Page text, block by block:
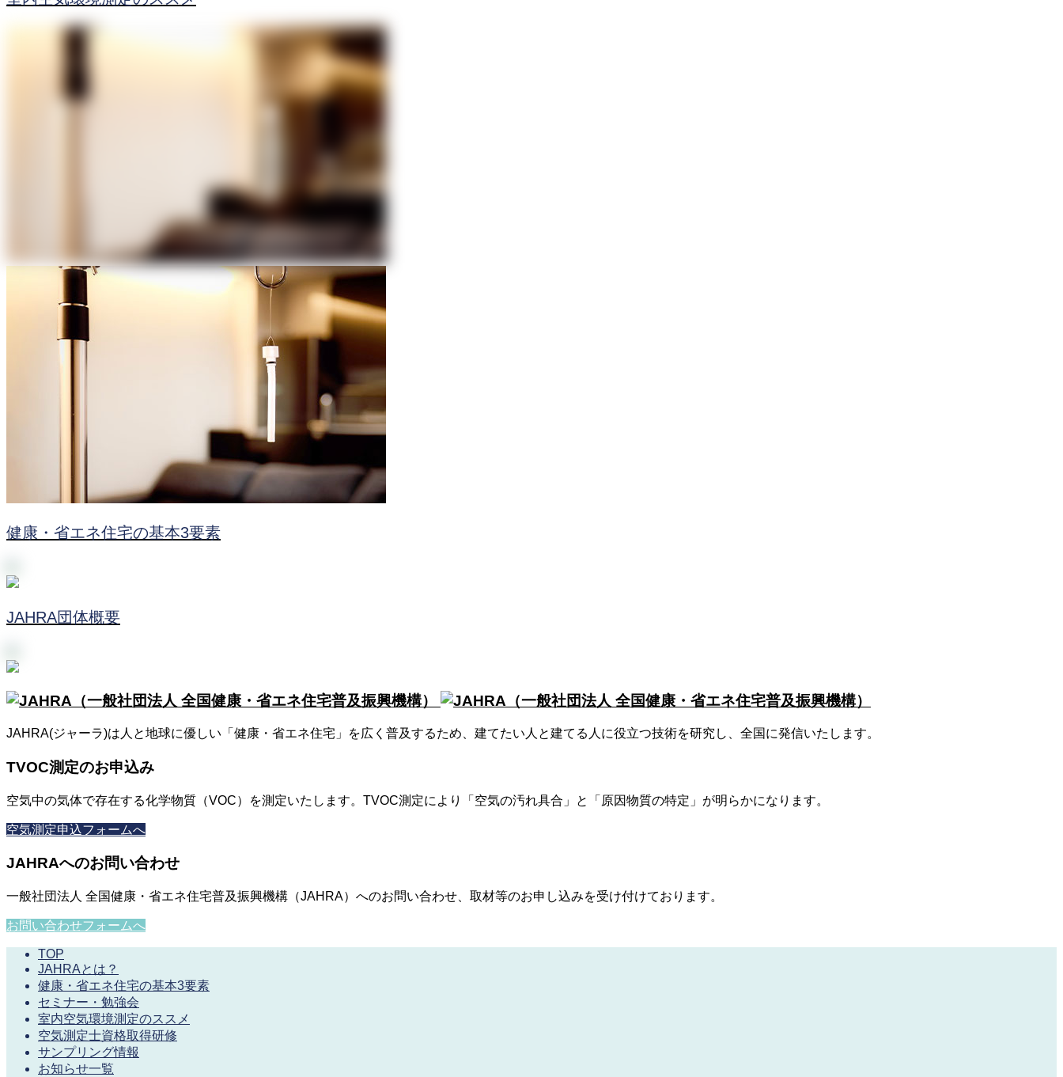
健康・省エネ住宅の基本3要素
JAHRA団体概要
JAHRA(ジャーラ)は人と地球に優しい「健康・省エネ住宅」を広く普及するため、建てたい人と建てる人に役立つ技術を研究し、全国に発信いたします。
TVOC測定のお申込み
空気中の気体で存在する化学物質（VOC）を測定いたします。TVOC測定により「空気の汚れ具合」と「原因物質の特定」が明らかになります。
空気測定申込フォームへ
JAHRAへのお問い合わせ
一般社団法人 全国健康・省エネ住宅普及振興機構（JAHRA）へのお問い合わせ、取材等のお申し込みを受け付けております。
お問い合わせフォームへ
TOP
JAHRAとは？
健康・省エネ住宅の基本3要素
セミナー・勉強会
室内空気環境測定のススメ
空気測定士資格取得研修
サンプリング情報
お知らせ一覧